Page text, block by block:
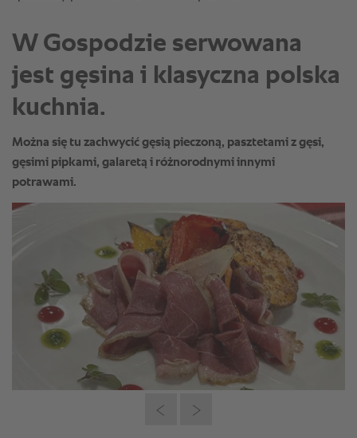
W Gospodzie serwowana
jest gęsina i klasyczna polska
kuchnia.
Można się tu zachwycić gęsią pieczoną, pasztetami z gęsi,
gęsimi pipkami, galaretą i różnorodnymi innymi
potrawami.